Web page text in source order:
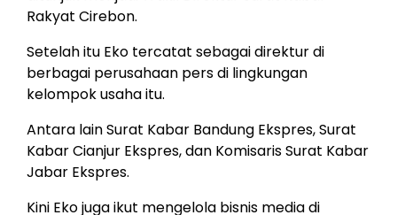
Rakyat Cirebon.
Setelah itu Eko tercatat sebagai direktur di
berbagai perusahaan pers di lingkungan
kelompok usaha itu.
Antara lain Surat Kabar Bandung Ekspres, Surat
Kabar Cianjur Ekspres, dan Komisaris Surat Kabar
Jabar Ekspres.
Kini Eko juga ikut mengelola bisnis media di